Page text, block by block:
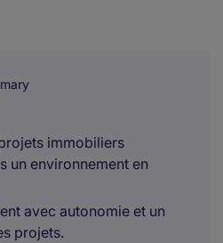
immobiliers
un environnement en
avec autonomie et un
projets.